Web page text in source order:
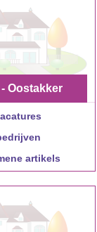
Oostakker
artikels